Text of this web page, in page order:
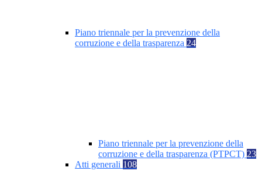
Piano triennale per la prevenzione della
corruzione e della trasparenza 24
Piano triennale per la prevenzione della
corruzione e della trasparenza (PTPCT) 23
Atti generali 108